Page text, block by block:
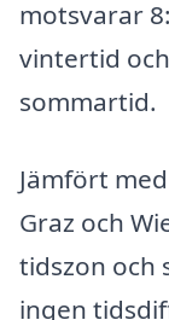
motsvarar
vintertid
sommartid.
Jämfört
Graz och
tidszon och
ingen